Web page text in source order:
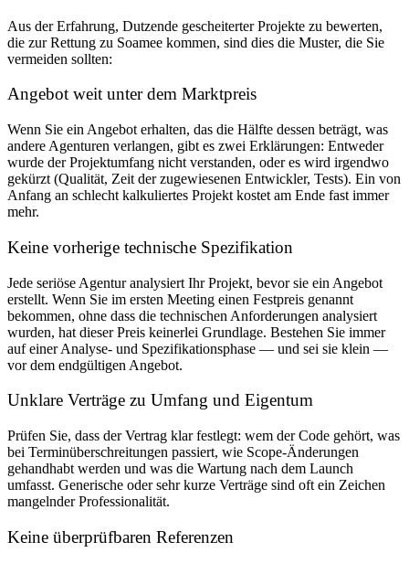
Aus der Erfahrung, Dutzende gescheiterter Projekte zu bewerten,
die zur Rettung zu Soamee kommen, sind dies die Muster, die Sie
vermeiden sollten:
Angebot weit unter dem Marktpreis
Wenn Sie ein Angebot erhalten, das die Hälfte dessen beträgt, was
andere Agenturen verlangen, gibt es zwei Erklärungen: Entweder
wurde der Projektumfang nicht verstanden, oder es wird irgendwo
gekürzt (Qualität, Zeit der zugewiesenen Entwickler, Tests). Ein von
Anfang an schlecht kalkuliertes Projekt kostet am Ende fast immer
mehr.
Keine vorherige technische Spezifikation
Jede seriöse Agentur analysiert Ihr Projekt, bevor sie ein Angebot
erstellt. Wenn Sie im ersten Meeting einen Festpreis genannt
bekommen, ohne dass die technischen Anforderungen analysiert
wurden, hat dieser Preis keinerlei Grundlage. Bestehen Sie immer
auf einer Analyse- und Spezifikationsphase — und sei sie klein —
vor dem endgültigen Angebot.
Unklare Verträge zu Umfang und Eigentum
Prüfen Sie, dass der Vertrag klar festlegt: wem der Code gehört, was
bei Terminüberschreitungen passiert, wie Scope-Änderungen
gehandhabt werden und was die Wartung nach dem Launch
umfasst. Generische oder sehr kurze Verträge sind oft ein Zeichen
mangelnder Professionalität.
Keine überprüfbaren Referenzen